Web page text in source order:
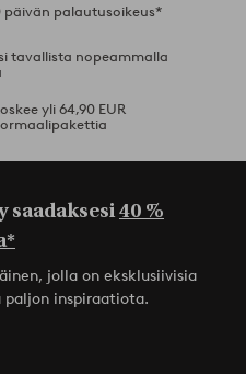
päivän palautusoikeus*
tavallista nopeammalla
yli 64,90 EUR
saadaksesi40 %
jolla on eksklusiivisia
inspiraatiota.